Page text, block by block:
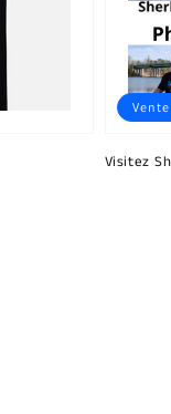
Visitez
Vente